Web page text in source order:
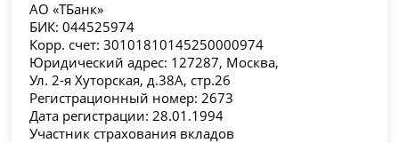
АО «ТБанк»
БИК: 044525974
Корр. счет: 30101810145250000974
Юридический адрес: 127287, Москва,
Ул. 2-я Хуторская, д.38А, стр.26
Регистрационный номер: 2673
Дата регистрации: 28.01.1994
Участник страхования вкладов